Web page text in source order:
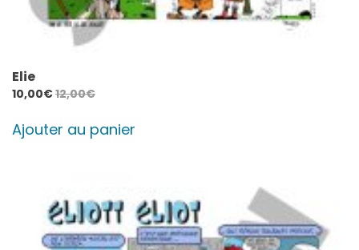
Elie
10,00€12,00€
Ajouter au panier